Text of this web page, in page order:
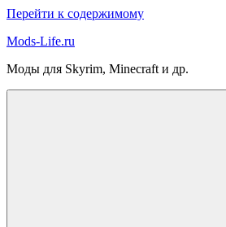
Перейти к содержимому
Mods-Life.ru
Моды для Skyrim, Minecraft и др.